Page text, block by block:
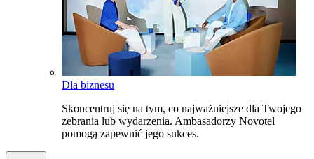
Dla biznesu
Skoncentruj się na tym, co najważniejsze dla Twojego
zebrania lub wydarzenia. Ambasadorzy Novotel
pomogą zapewnić jego sukces.